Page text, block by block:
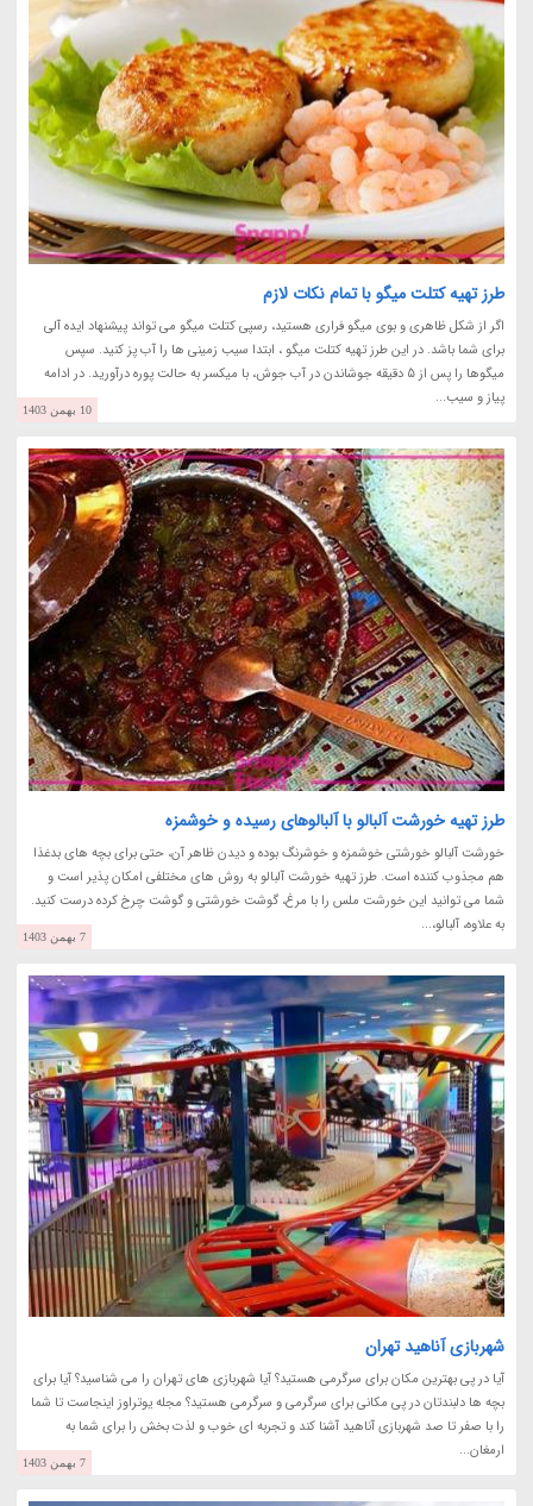
طرز تهیه کتلت میگو با تمام نکات لازم
اگر از شکل ظاهری و بوی میگو فراری هستید، رسپی کتلت میگو می تواند پیشنهاد ایده آلی
برای شما باشد. در این طرز تهیه کتلت میگو ، ابتدا سیب زمینی ها را آب پز کنید. سپس
میگوها را پس از 5 دقیقه جوشاندن در آب جوش، با میکسر به حالت پوره درآورید. در ادامه
پیاز و سیب...
10 بهمن 1403
طرز تهیه خورشت آلبالو با آلبالوهای رسیده و خوشمزه
خورشت آلبالو خورشتی خوشمزه و خوشرنگ بوده و دیدن ظاهر آن، حتی برای بچه های بدغذا
هم مجذوب کننده است. طرز تهیه خورشت آلبالو به روش های مختلفی امکان پذیر است و
شما می توانید این خورشت ملس را با مرغ، گوشت خورشتی و گوشت چرخ کرده درست کنید.
به علاوه، آلبالو،...
7 بهمن 1403
شهربازی آناهید تهران
آیا در پی بهترین مکان برای سرگرمی هستید؟ آیا شهربازی های تهران را می شناسید؟ آیا برای
بچه ها دلبندتان در پی مکانی برای سرگرمی و سرگرمی هستید؟ مجله یوتراوز اینجاست تا شما
را با صفر تا صد شهربازی آناهید آشنا کند و تجربه ای خوب و لذت بخش را برای شما به
ارمغان...
7 بهمن 1403